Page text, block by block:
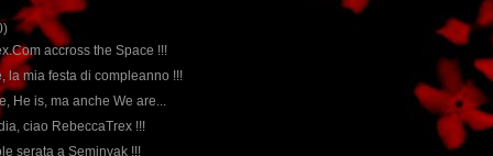
accross the Space !!!
la mia festa di compleanno !!!
He is, ma anche We are...
ciao RebeccaTrex !!!
serata a Seminyak !!!